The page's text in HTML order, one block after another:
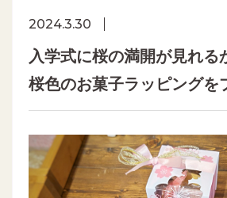
2024.3.30
入学式に桜の満開が見れる
桜色のお菓子ラッピングを